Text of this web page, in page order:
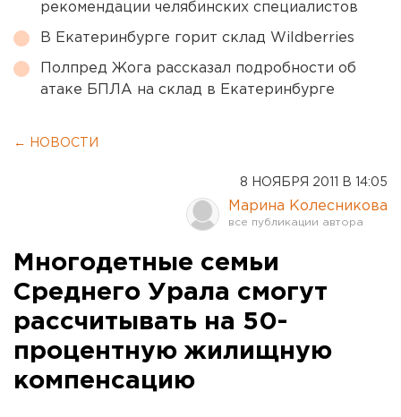
рекомендации челябинских специалистов
В Екатеринбурге горит склад Wildberries
Полпред Жога рассказал подробности об
атаке БПЛА на склад в Екатеринбурге
← НОВОСТИ
8 НОЯБРЯ 2011 В 14:05
Марина Колесникова
Многодетные семьи
Среднего Урала смогут
рассчитывать на 50-
процентную жилищную
компенсацию